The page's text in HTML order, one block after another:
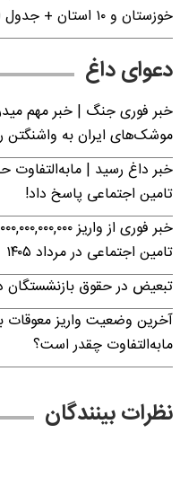
خوزستان و ۱۰ استان + جدول اعلام رسمی
دعوای داغ
خبر فوری جنگ | خبر مهم
موشک‌های ایران به واشنگتن
خبر داغ رسید |
تامین اجتماعی پاسخ داد!
تامین اجتماعی در مرداد ۱۴۰۵
تبعیض در حقوق بازنشستگان
آخرین وضعیت واریز معوقات
مابه‌التفاوت چقدر است؟
نظرات بینندگان